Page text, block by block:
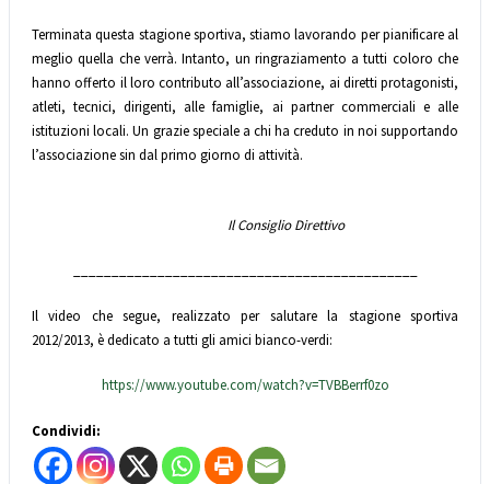
Terminata questa stagione sportiva, stiamo lavorando per pianificare al
meglio quella che verrà. Intanto, un ringraziamento a tutti coloro che
hanno offerto il loro contributo all’associazione, ai diretti protagonisti,
atleti, tecnici, dirigenti, alle famiglie, ai partner commerciali e alle
istituzioni locali. Un grazie speciale a chi ha creduto in noi supportando
l’associazione sin dal primo giorno di attività.
Il Consiglio Direttivo
Il video che segue, realizzato per salutare la stagione sportiva
2012/2013, è dedicato a tutti gli amici bianco-verdi:
https://www.youtube.com/watch?v=TVBBerrf0zo
Condividi: